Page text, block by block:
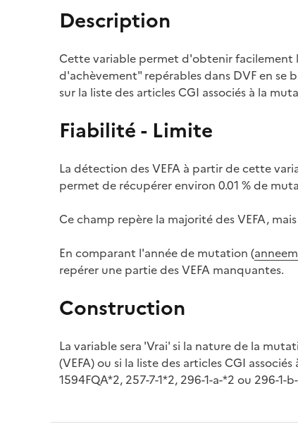
Description
Cette variable permet d'obtenir
d'achèvement" repérables dans DVF en se
sur la liste des articles CGI associés à la
Fiabilité - Limite
La détection des VEFA à partir de cette
permet de récupérer environ 0.01 % de
Ce champ repère la majorité des VEFA,
En comparant l'année de mutation (
repérer une partie des VEFA manquantes.
Construction
La variable sera 'Vrai' si la nature de la
(VEFA) ou si la liste des articles CGI
1594FQA*2, 257-7-1*2, 296-1-a-*2 ou 296-1-